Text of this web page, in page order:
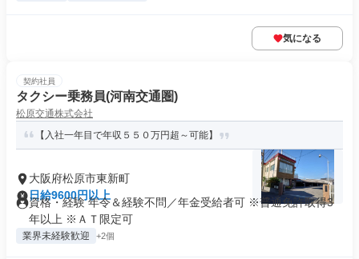
気になる
契約社員
タクシー乗務員(河南交通圏)
松原交通株式会社
【入社一年目で年収５５０万円超～可能】
大阪府松原市東新町
日給9600円以上
資格・経験 年令＆経験不問／年金受給者可 ※普通免許取得3
年以上 ※ＡＴ限定可
業界未経験歓迎 +2個